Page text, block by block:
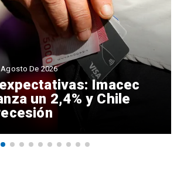
Imacec
un 2,4% y Chile
Agosto De 2026